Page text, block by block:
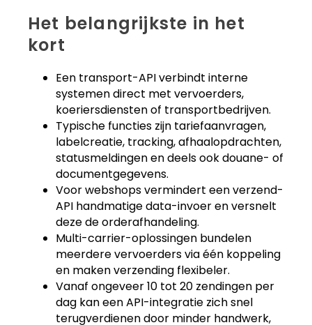
Het belangrijkste in het
kort
Een transport-API verbindt interne
systemen direct met vervoerders,
koeriersdiensten of transportbedrijven.
Typische functies zijn tariefaanvragen,
labelcreatie, tracking, afhaalopdrachten,
statusmeldingen en deels ook douane- of
documentgegevens.
Voor webshops vermindert een verzend-
API handmatige data-invoer en versnelt
deze de orderafhandeling.
Multi-carrier-oplossingen bundelen
meerdere vervoerders via één koppeling
en maken verzending flexibeler.
Vanaf ongeveer 10 tot 20 zendingen per
dag kan een API-integratie zich snel
terugverdienen door minder handwerk,